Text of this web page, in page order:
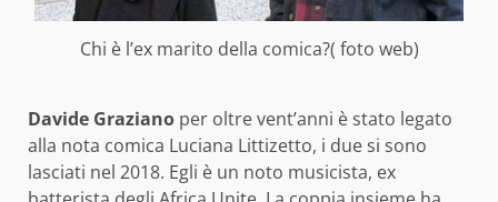
Chi è l’ex marito della comica?( foto web)
Davide Graziano per oltre vent’anni è stato legato
alla nota comica Luciana Littizetto, i due si sono
lasciati nel 2018. Egli è un noto musicista, ex